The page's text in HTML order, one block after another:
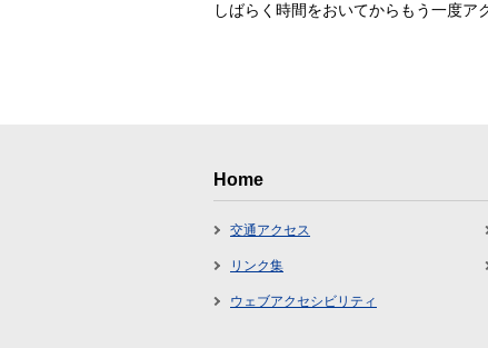
しばらく時間をおいてからもう一度ア
Home
交通アクセス
リンク集
ウェブアクセシビリティ